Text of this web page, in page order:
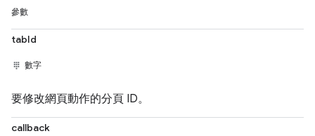
參數
tabId
數字
要修改網頁動作的分頁 ID。
callback